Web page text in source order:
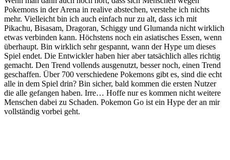
Pokemons in der Arena in realive abstechen, verstehe ich nichts
mehr. Vielleicht bin ich auch einfach nur zu alt, dass ich mit
Pikachu, Bisasam, Dragoran, Schiggy und Glumanda nicht wirklich
etwas verbinden kann. Höchstens noch ein asiatisches Essen, wenn
überhaupt. Bin wirklich sehr gespannt, wann der Hype um dieses
Spiel endet. Die Entwickler haben hier aber tatsächlich alles richtig
gemacht. Den Trend vollends ausgenutzt, besser noch, einen Trend
geschaffen. Über 700 verschiedene Pokemons gibt es, sind die echt
alle in dem Spiel drin? Bin sicher, bald kommen die ersten Nutzer
die alle gefangen haben. Irre… Hoffe nur es kommen nicht weitere
Menschen dabei zu Schaden. Pokemon Go ist ein Hype der an mir
vollständig vorbei geht.